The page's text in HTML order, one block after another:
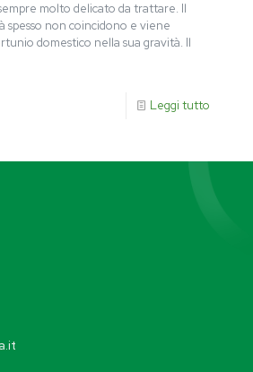
molto delicato da trattare. Il
spesso non coincidono e viene
domestico nella sua gravità. Il
Leggi tutto